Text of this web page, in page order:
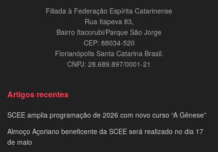
Filiada à Federação Espírita Catarinense
Rua Itapeva 83,
Bairro Itacorubi/Parque São Jorge
CEP: 88034-520
Florianópolis Santa Catarina Brasil.
CNPJ: 28.689.897/0001-21
Artigos recentes
SCEE amplia programação de 2026 com novo curso “A Gênese”
Almoço Açoriano beneficente da SCEE será realizado no dia 17
de maio